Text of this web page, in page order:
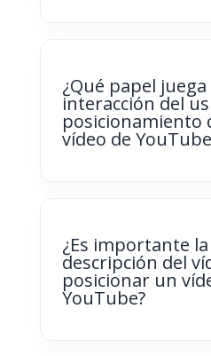
¿Qué papel juega
interacción del
posicionamiento
vídeo de
¿Es importante la
descripción del
posicionar un
YouTube?